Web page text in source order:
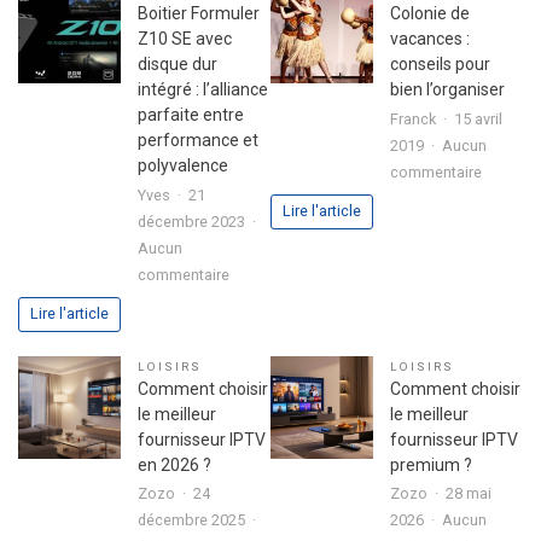
son
premier
investissement
immobilier
en
toute
Boitier Formuler
Z10 SE avec
disque dur
intégré : l’alliance
parfaite entre
performance et
polyvalence
Yves
21
décembre 2023
Aucun
commentairesur
SE
disque
:
Lire l'article
Colonie de
vacances :
conseils pour
bien l’organiser
Franck
15 avril
2019
Aucun
commentairesur
Lire l'article
LOISIRS
Comment choisir
le meilleur
fournisseur IPTV
en 2026 ?
Zozo
24
décembre 2025
LOISIRS
Comment choisir
le meilleur
fournisseur IPTV
premium ?
Zozo
28 mai
2026
Aucun